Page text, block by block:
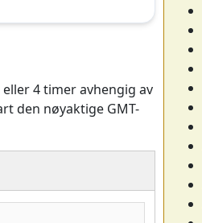
4 timer avhengig av
den nøyaktige GMT-